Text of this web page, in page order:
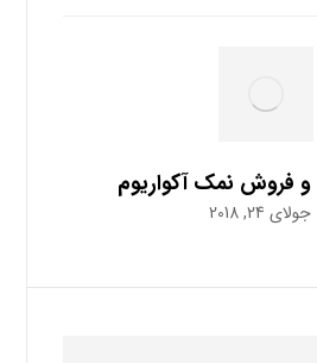
فروش نمک آکواریوم
جولای 24, 2018